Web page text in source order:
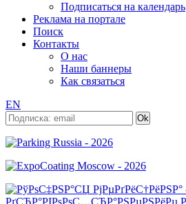
Подписаться на календарь
Реклама на портале
Поиск
Контакты
О нас
Наши баннеры
Как связаться
EN